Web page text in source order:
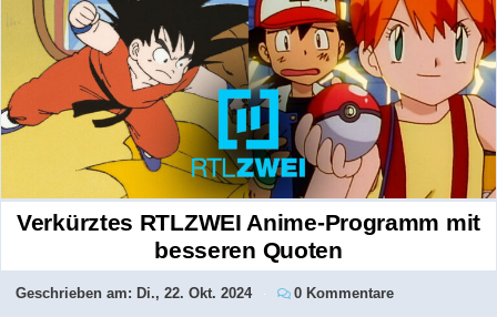
Verkürztes RTLZWEI Anime-Programm mit
besseren Quoten
Geschrieben am: Di., 22. Okt. 2024 0 Kommentare